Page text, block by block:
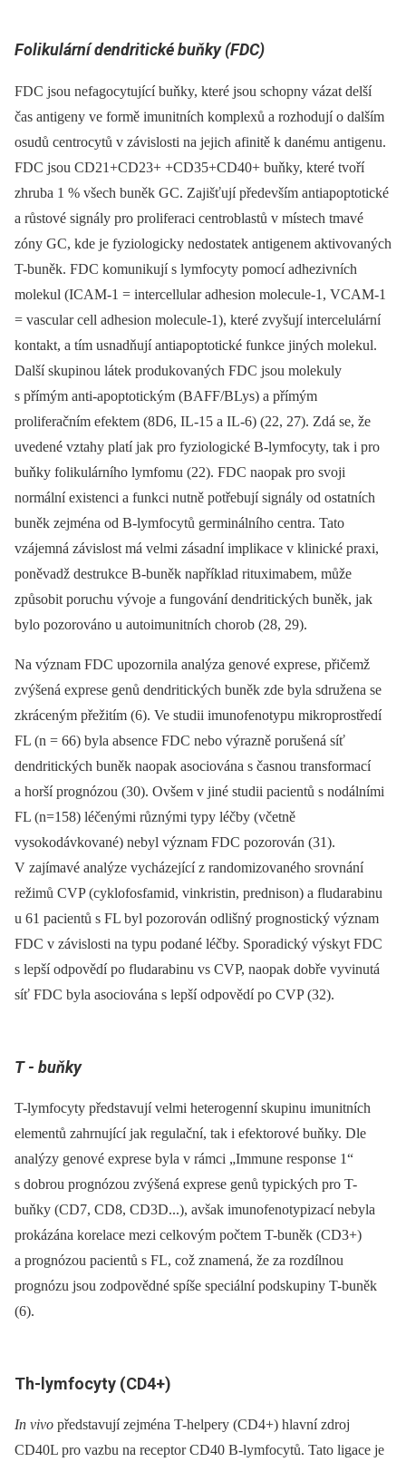
Folikulární dendritické buňky (FDC)
FDC jsou nefagocytující buňky, které jsou schopny vázat delší
čas antigeny ve formě imunitních komplexů a rozhodují o dalším
osudů centrocytů v závislosti na jejich afinitě k danému antigenu.
FDC jsou CD21+CD23+ +CD35+CD40+ buňky, které tvoří
zhruba 1 % všech buněk GC. Zajišťují především antiapoptotické
a růstové signály pro proliferaci centroblastů v místech tmavé
zóny GC, kde je fyziologicky nedostatek antigenem aktivovaných
T-buněk. FDC komunikují s lymfocyty pomocí adhezivních
molekul (ICAM-1 = intercellular adhesion molecule-1, VCAM-1
= vascular cell adhesion molecule-1), které zvyšují intercelulární
kontakt, a tím usnadňují antiapoptotické funkce jiných molekul.
Další skupinou látek produkovaných FDC jsou molekuly
s přímým anti-apoptotickým (BAFF/BLys) a přímým
proliferačním efektem (8D6, IL-15 a IL-6) (22, 27). Zdá se, že
uvedené vztahy platí jak pro fyziologické B-lymfocyty, tak i pro
buňky folikulárního lymfomu (22). FDC naopak pro svoji
normální existenci a funkci nutně potřebují signály od ostatních
buněk zejména od B-lymfocytů germinálního centra. Tato
vzájemná závislost má velmi zásadní implikace v klinické praxi,
poněvadž destrukce B-buněk například rituximabem, může
způsobit poruchu vývoje a fungování dendritických buněk, jak
bylo pozorováno u autoimunitních chorob (28, 29).
Na význam FDC upozornila analýza genové exprese, přičemž
zvýšená exprese genů dendritických buněk zde byla sdružena se
zkráceným přežitím (6). Ve studii imunofenotypu mikroprostředí
FL (n = 66) byla absence FDC nebo výrazně porušená síť
dendritických buněk naopak asociována s časnou transformací
a horší prognózou (30). Ovšem v jiné studii pacientů s nodálními
FL (n=158) léčenými různými typy léčby (včetně
vysokodávkované) nebyl význam FDC pozorován (31).
V zajímavé analýze vycházející z randomizovaného srovnání
režimů CVP (cyklofosfamid, vinkristin, prednison) a fludarabinu
u 61 pacientů s FL byl pozorován odlišný prognostický význam
FDC v závislosti na typu podané léčby. Sporadický výskyt FDC
s lepší odpovědí po fludarabinu vs CVP, naopak dobře vyvinutá
síť FDC byla asociována s lepší odpovědí po CVP (32).
T -⁠ buňky
T-lymfocyty představují velmi heterogenní skupinu imunitních
elementů zahrnující jak regulační, tak i efektorové buňky. Dle
analýzy genové exprese byla v rámci „Immune response 1“
s dobrou prognózou zvýšená exprese genů typických pro T-
buňky (CD7, CD8, CD3D...), avšak imunofenotypizací nebyla
prokázána korelace mezi celkovým počtem T-buněk (CD3+)
a prognózou pacientů s FL, což znamená, že za rozdílnou
prognózu jsou zodpovědné spíše speciální podskupiny T-buněk
(6).
Th-lymfocyty (CD4+)
In vivo představují zejména T-helpery (CD4+) hlavní zdroj
CD40L pro vazbu na receptor CD40 B-lymfocytů. Tato ligace je